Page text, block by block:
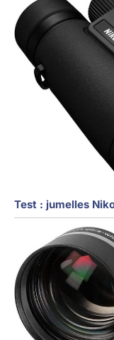
Test : jumelles